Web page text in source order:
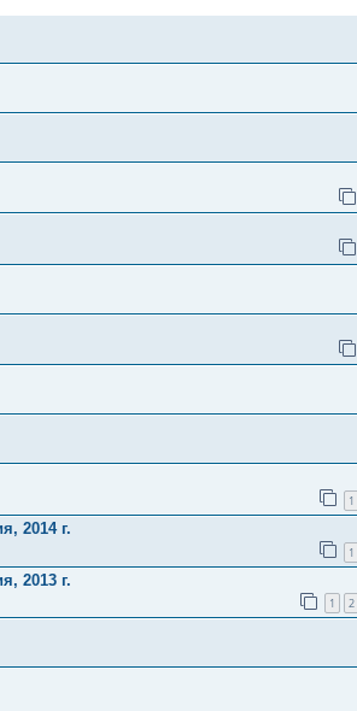
1
2014 г.
1
2013 г.
1 2